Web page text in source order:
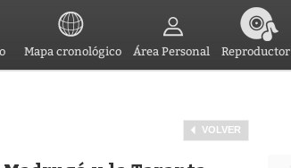
Mapa cronológico Área Personal Reproductor
VOLVER